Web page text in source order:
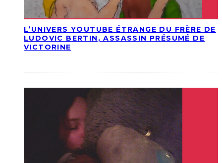
L’UNIVERS YOUTUBE ÉTRANGE DU FRÈRE DE
LUDOVIC BERTIN, ASSASSIN PRÉSUMÉ DE
VICTORINE